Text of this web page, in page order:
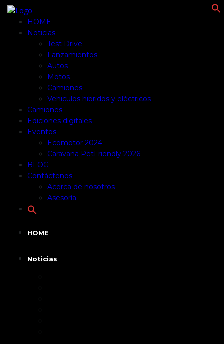
HOME
Noticias
Test Drive
Lanzamientos
Autos
Motos
Camiones
Vehiculos hibridos y eléctricos
Camiones
Ediciones digitales
Eventos
Ecomotor 2024
Caravana PetFriendly 2026
BLOG
Contáctenos
Acerca de nosotros
Asesoría
Search
for:
HOME
Noticias